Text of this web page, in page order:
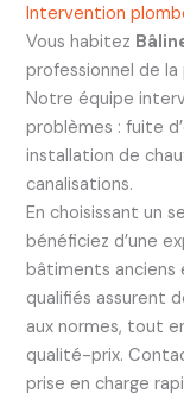
Intervention
Vous habitez
professionnel de la
Notre équipe
problèmes : fuite
installation de
canalisations.
En choisissant un
bénéficiez d’une
bâtiments anciens
qualifiés assurent
aux normes, tout
qualité-prix.
prise en charge